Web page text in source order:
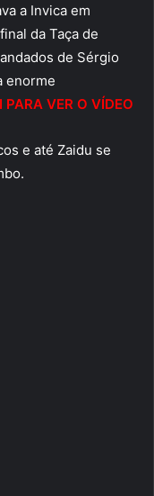
a Invica em
da Taça de
de Sérgio
enorme
PARA VER O VÍDEO
e até Zaidu se